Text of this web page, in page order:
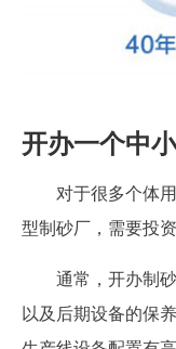
开办一个中
对于很多个体
型制砂厂，需要投
通常，开办制
以及后期设备的保